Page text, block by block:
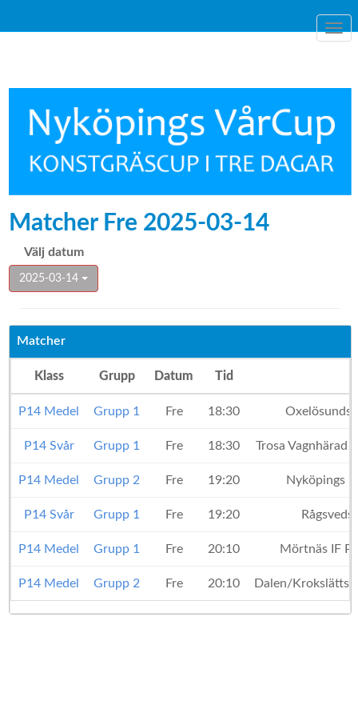
Matcher Fre 2025-03-14
Välj datum
2025-03-14
Matcher
Klass Grupp Datum Tid
P14 Medel Grupp 1 Fre 18:30 Oxelösunds
P14 Svår Grupp 1 Fre 18:30 Trosa Vagnhärad
P14 Medel Grupp 2 Fre 19:20 Nyköpings
P14 Svår Grupp 1 Fre 19:20 Rågsveds
P14 Medel Grupp 1 Fre 20:10 Mörtnäs IF
P14 Medel Grupp 2 Fre 20:10 Dalen/Krokslätts